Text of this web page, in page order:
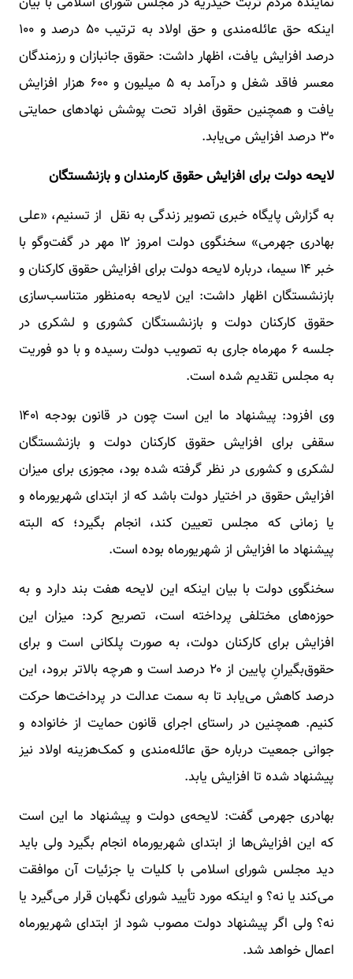
اینکه حق عائله‌مندی و حق اولاد به ترتیب ۵۰ درصد و ۱۰۰
درصد افزایش یافت، اظهار داشت: حقوق جانبازان و رزمندگان
معسر فاقد شغل و درآمد به ۵ میلیون و ۶۰۰ هزار افزایش
یافت و همچنین حقوق افراد تحت پوشش نهادهای حمایتی
۳۰ درصد افزایش می‌یابد.
لایحه دولت برای افزایش حقوق کارمندان و بازنشستگان
به گزارش پایگاه خبری تصویر زندگی به نقل از تسنیم، «علی
بهادری جهرمی» سخنگوی دولت امروز ۱۲ مهر در گفت‌وگو با
خبر ۱۴ سیما، درباره لایحه دولت برای افزایش حقوق کارکنان و
بازنشستگان اظهار داشت: این لایحه به‌منظور متناسب‌سازی
حقوق کارکنان دولت و بازنشستگان کشوری و لشکری در
جلسه ۶ مهرماه جاری به تصویب دولت رسیده و با دو فوریت
به مجلس تقدیم شده است.
وی افزود: پیشنهاد ما این است چون در قانون بودجه ۱۴۰۱
سقفی برای افزایش حقوق کارکنان دولت و بازنشستگان
لشکری و کشوری در نظر گرفته شده بود، مجوزی برای میزان
افزایش حقوق در اختیار دولت باشد که از ابتدای شهریورماه و
یا زمانی که مجلس تعیین کند، انجام بگیرد؛ که البته
پیشنهاد ما افزایش از شهریورماه بوده است.
سخنگوی دولت با بیان اینکه این لایحه هفت بند دارد و به
حوزه‌های مختلفی پرداخته است، تصریح کرد: میزان این
افزایش برای کارکنان دولت، به صورت پلکانی است و برای
حقوق‌بگیرانِ پایین از ۲۰ درصد است و هرچه بالاتر برود، این
درصد کاهش می‌یابد تا به سمت عدالت در پرداخت‌ها حرکت
کنیم. همچنین در راستای اجرای قانون حمایت از خانواده و
جوانی جمعیت درباره حق عائله‌مندی و کمک‌هزینه اولاد نیز
پیشنهاد شده تا افزایش یابد.
بهادری جهرمی گفت: لایحه‌ی دولت و پیشنهاد ما این است
که این افزایش‌ها از ابتدای شهریورماه انجام بگیرد ولی باید
دید مجلس شورای اسلامی با کلیات یا جزئیات آن موافقت
می‌کند یا نه؟ و اینکه مورد تأیید شورای نگهبان قرار می‌گیرد یا
نه؟ ولی اگر پیشنهاد دولت مصوب شود از ابتدای شهریورماه
اعمال خواهد شد.